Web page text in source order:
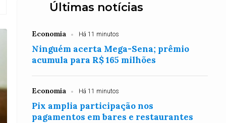
Últimas notícias
Economia Há 11 minutos
Ninguém acerta Mega-Sena; prêmio
acumula para R$ 165 milhões
Economia Há 11 minutos
Pix amplia participação nos
pagamentos em bares e restaurantes